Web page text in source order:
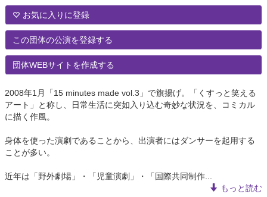
お気に入りに登録
この団体の公演を登録する
団体WEBサイトを作成する
2008年1月「15 minutes made vol.3」で旗揚げ。「くすっと笑える
アート」と称し、日常生活に突如入り込む奇妙な状況を、コミカル
に描く作風。
身体を使った演劇であることから、出演者にはダンサーを起用する
ことが多い。
近年は「野外劇場」・「児童演劇」・「国際共同制作...
もっと読む